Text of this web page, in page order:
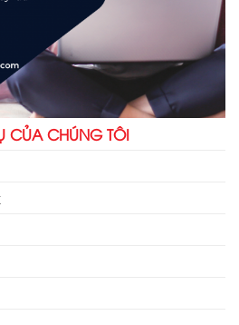
CỦA CHÚNG TÔI